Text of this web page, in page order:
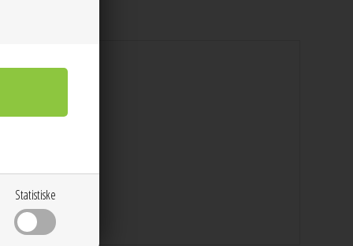
Statistiske